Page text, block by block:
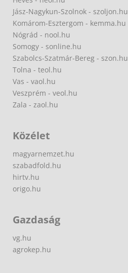
Jász-Nagykun-Szolnok - szoljon.hu
Komárom-Esztergom - kemma.hu
Nógrád - nool.hu
Somogy - sonline.hu
Szabolcs-Szatmár-Bereg - szon.hu
Tolna - teol.hu
Vas - vaol.hu
Veszprém - veol.hu
Zala - zaol.hu
Közélet
magyarnemzet.hu
szabadfold.hu
hirtv.hu
origo.hu
Gazdaság
vg.hu
agrokep.hu